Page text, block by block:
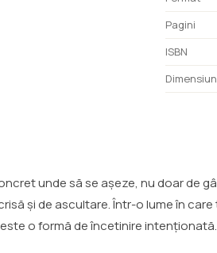
Pagini
ISBN
unde să se așeze, nu doar de
și de ascultare. Într-o lume în
o formă de încetinire